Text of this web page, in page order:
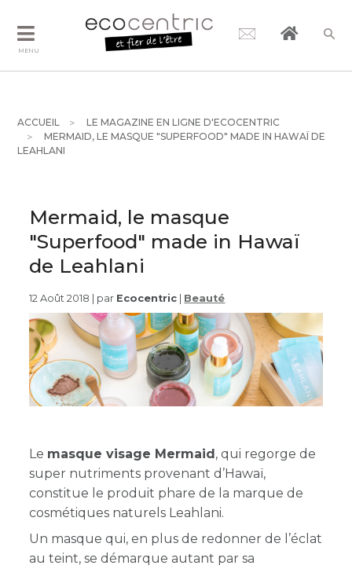
MENU
ACCUEIL
LE MAGAZINE EN LIGNE D'ECOCENTRIC
MERMAID, LE MASQUE "SUPERFOOD" MADE IN HAWAÏ DE
LEAHLANI
Mermaid, le masque
"Superfood" made in Hawaï
de Leahlani
12 Août 2018 | par Ecocentric Beauté
Le masque visage Mermaid, qui regorge de
super nutriments provenant d’Hawaï,
constitue le produit phare de la marque de
cosmétiques naturels Leahlani.
Un masque qui, en plus de redonner de l’éclat
au teint, se démarque autant par sa